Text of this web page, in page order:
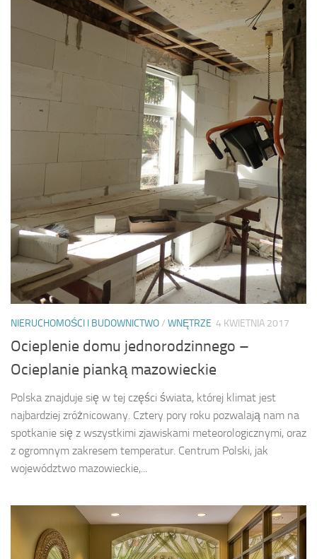
NIERUCHOMOŚCI I BUDOWNICTWO/ WNĘTRZE 4 KWIETNIA 2017
Ocieplenie domu jednorodzinnego –
Ocieplanie pianką mazowieckie
Polska znajduje się w tej części świata, której klimat jest
najbardziej zróżnicowany. Cztery pory roku pozwalają nam na
spotkanie się z wszystkimi zjawiskami meteorologicznymi, oraz
z ogromnym zakresem temperatur. Centrum Polski, jak
województwo mazowieckie,...